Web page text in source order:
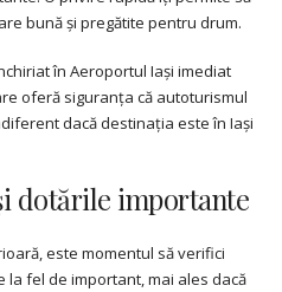
bună și pregătite pentru drum.
în Aeroportul Iași imediat
oferă siguranța că autoturismul
dacă destinația este în Iași
dotările importante
este momentul să verifici
la fel de important, mai ales dacă